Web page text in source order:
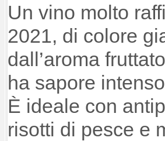
Un vino molto
2021, di colore
dall’aroma
ha sapore
È ideale con
risotti di pesce e